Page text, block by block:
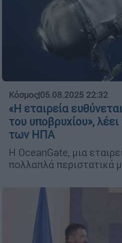
Κόσμος|05.08.2025 22:32
«Η εταιρεία
του υποβρυχίου»,
των ΗΠΑ
Η OceanGate, μια
πολλαπλά περιστατικά